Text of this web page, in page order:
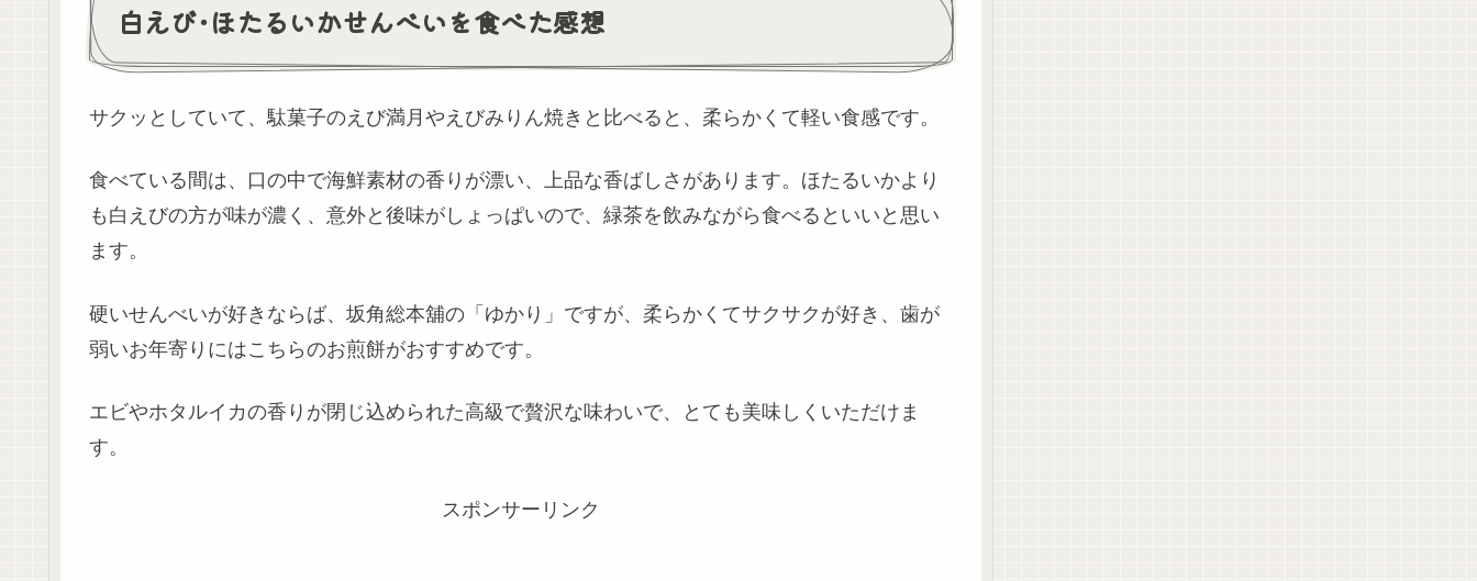
白えび･ほたるいかせんべいを食べた感想
サクッとしていて、駄菓子のえび満月やえびみりん焼きと比べると、柔らかくて軽い食感です。
食べている間は、口の中で海鮮素材の香りが漂い、上品な香ばしさがあります。ほたるいかより
も白えびの方が味が濃く、意外と後味がしょっぱいので、緑茶を飲みながら食べるといいと思い
ます。
硬いせんべいが好きならば、坂角総本舖の「ゆかり」ですが、柔らかくてサクサクが好き、歯が
弱いお年寄りにはこちらのお煎餅がおすすめです。
エビやホタルイカの香りが閉じ込められた高級で贅沢な味わいで、とても美味しくいただけま
す。
スポンサーリンク